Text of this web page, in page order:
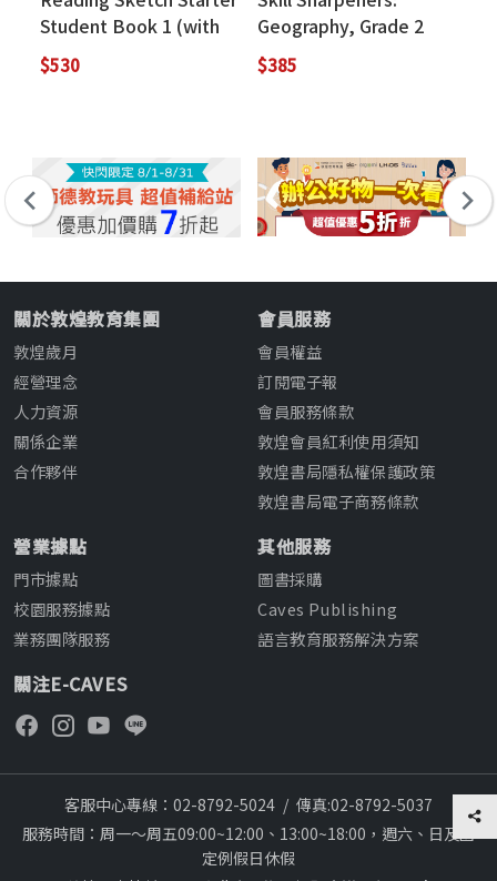
Student Book 1 (with
Workbook + MP3 QR
Code download)
$530
Geography, Grade 2
$385
關於敦煌教育集團
敦煌歲月
經營理念
人力資源
關係企業
合作夥伴
會員服務
會員權益
訂閱電子報
會員服務條款
敦煌會員紅利使用須知
敦煌書局隱私權保護政策
敦煌書局電子商務條款
營業據點
門市據點
校園服務據點
業務團隊服務
其他服務
圖書採購
Caves Publishing
語言教育服務解決方案
關注E-CAVES
客服中心專線：02-8792-5024 / 傳真:02-8792-5037
服務時間：周一～周五09:00~12:00、13:00~18:00，週六、日及國
定例假日休假